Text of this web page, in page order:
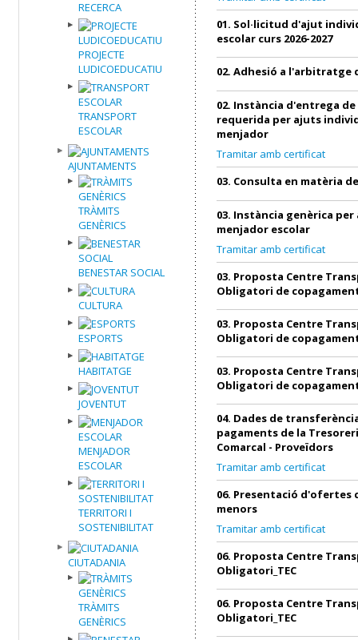
RECERCA
PROJECTE
LUDICOEDUCATIU
TRANSPORT
ESCOLAR
AJUNTAMENTS
TRÀMITS
GENÈRICS
BENESTAR SOCIAL
CULTURA
ESPORTS
HABITATGE
JOVENTUT
MENJADOR
ESCOLAR
TERRITORI I
SOSTENIBILITAT
CIUTADANIA
TRÀMITS
GENÈRICS
01. Sol·licitud d'ajut
escolar curs 2026-2027
02. Adhesió a l'arbitratge
02. Instància d'entrega
requerida per ajuts
menjador
Tramitar amb certificat
03. Consulta en matèria
03. Instància genèrica
menjador escolar
Tramitar amb certificat
03. Proposta Centre
Obligatori de
03. Proposta Centre
Obligatori de
03. Proposta Centre
Obligatori de
04. Dades de
pagaments de la
Comarcal - Proveïdors
Tramitar amb certificat
06. Presentació d'ofertes
menors
Tramitar amb certificat
06. Proposta Centre
Obligatori_TEC
06. Proposta Centre
Obligatori_TEC